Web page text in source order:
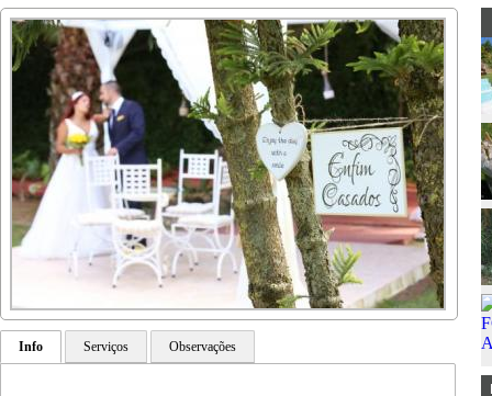
Info Serviços Observações